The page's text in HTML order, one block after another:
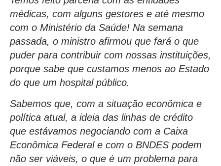
médicas, com alguns gestores e até mesmo
com o Ministério da Saúde! Na semana
passada, o ministro afirmou que fará o que
puder para contribuir com nossas instituições,
porque sabe que custamos menos ao Estado
do que um hospital público.
Sabemos que, com a situação econômica e
política atual, a ideia das linhas de crédito
que estávamos negociando com a Caixa
Econômica Federal e com o BNDES podem
não ser viáveis, o que é um problema para